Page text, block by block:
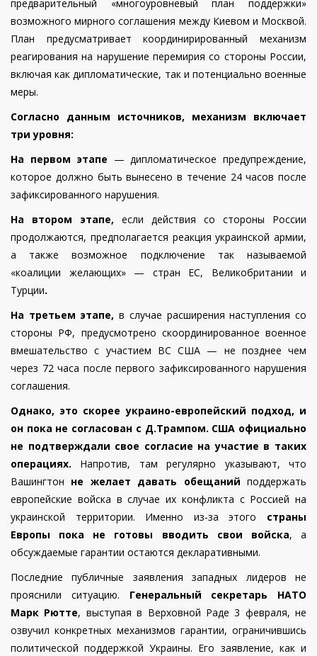
предварительный «многоуровневый план поддержки»
возможного мирного соглашения между Киевом и Москвой.
План предусматривает координирированный механизм
реагирования на нарушение перемирия со стороны России,
включая как дипломатические, так и потенциально военные
меры.
Согласно данным источников, механизм включает
три уровня:
На первом этапе — дипломатическое предупреждение,
которое должно быть вынесено в течение 24 часов после
зафиксированного нарушения.
На втором этапе, если действия со стороны России
продолжаются, предполагается реакция украинской армии,
а также возможное подключение так называемой
«коалиции желающих» — стран ЕС, Великобритании и
Турции.
На третьем этапе,в случае расширения наступления со
стороны РФ, предусмотрено скоординированное военное
вмешательство с участием ВС США — не позднее чем
через 72 часа после первого зафиксированного нарушения
соглашения.
Однако, это скорее украино-европейский подход, и
он пока не согласован с Д.Трампом. США официально
не подтверждали свое согласие на участие в таких
операциях. Напротив, там регулярно указывают, что
Вашингтон не желает давать обещаний поддержать
европейские войска в случае их конфликта с Россией на
украинской территории. Именно из-за этого страны
Европы пока не готовы вводить свои войска, а
обсуждаемые гарантии остаются декларативными.
Последние публичные заявления западных лидеров не
прояснили ситуацию. Генеральный секретарь НАТО
Марк Рютте, выступая в Верховной Раде 3 февраля, не
озвучил конкретных механизмов гарантии, ограничившись
политической поддержкой Украины. Его заявление, как и